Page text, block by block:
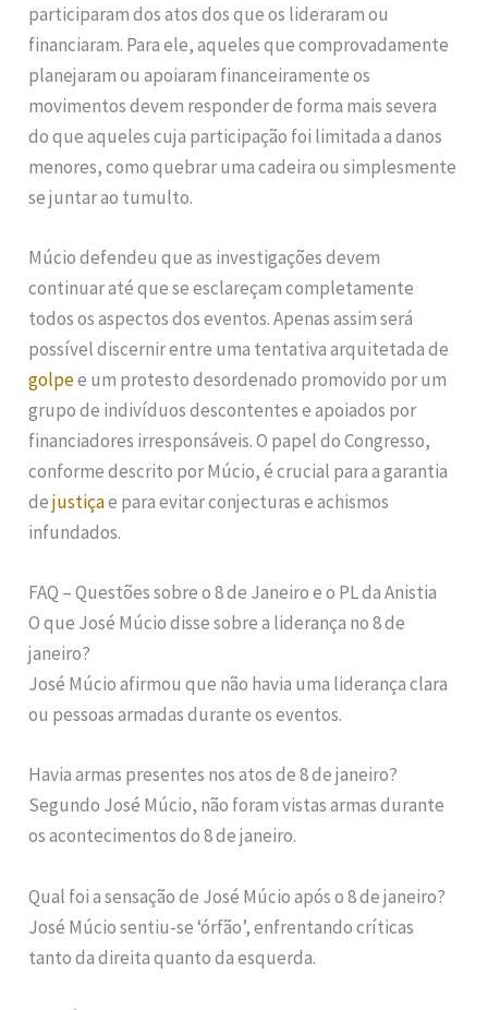
participaram dos atos dos que os lideraram ou
financiaram. Para ele, aqueles que comprovadamente
planejaram ou apoiaram financeiramente os
movimentos devem responder de forma mais severa
do que aqueles cuja participação foi limitada a danos
menores, como quebrar uma cadeira ou simplesmente
se juntar ao tumulto.
Múcio defendeu que as investigações devem
continuar até que se esclareçam completamente
todos os aspectos dos eventos. Apenas assim será
possível discernir entre uma tentativa arquitetada de
golpee um protesto desordenado promovido por um
grupo de indivíduos descontentes e apoiados por
financiadores irresponsáveis. O papel do Congresso,
conforme descrito por Múcio, é crucial para a garantia
dejustiçae para evitar conjecturas e achismos
infundados.
FAQ – Questões sobre o 8 de Janeiro e o PL da Anistia
O que José Múcio disse sobre a liderança no 8 de
janeiro?
José Múcio afirmou que não havia uma liderança clara
ou pessoas armadas durante os eventos.
Havia armas presentes nos atos de 8 de janeiro?
Segundo José Múcio, não foram vistas armas durante
os acontecimentos do 8 de janeiro.
Qual foi a sensação de José Múcio após o 8 de janeiro?
José Múcio sentiu-se ‘órfão’, enfrentando críticas
tanto da direita quanto da esquerda.